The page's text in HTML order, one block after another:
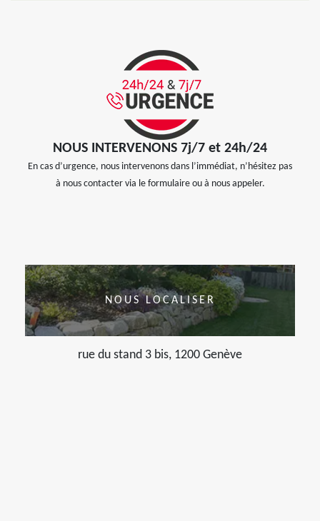
NOUS INTERVENONS 7j/7 et 24h/24
En cas d’urgence, nous intervenons dans l’immédiat, n’hésitez pas
à nous contacter via le formulaire ou à nous appeler.
NOUS LOCALISER
rue du stand 3 bis, 1200 Genève